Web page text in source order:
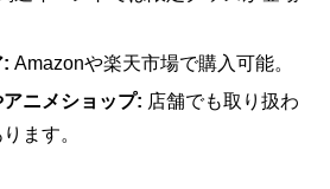
: Amazonや楽天市場で購入可能。
ニメショップ: 店舗でも取り扱わ
ます。